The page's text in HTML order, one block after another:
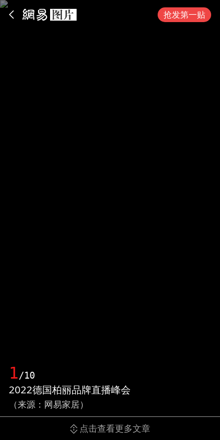
抢发第一贴
1/10
2022德国柏丽品牌直播峰会
（来源：网易家居）
点击查看更多文章
App内打开